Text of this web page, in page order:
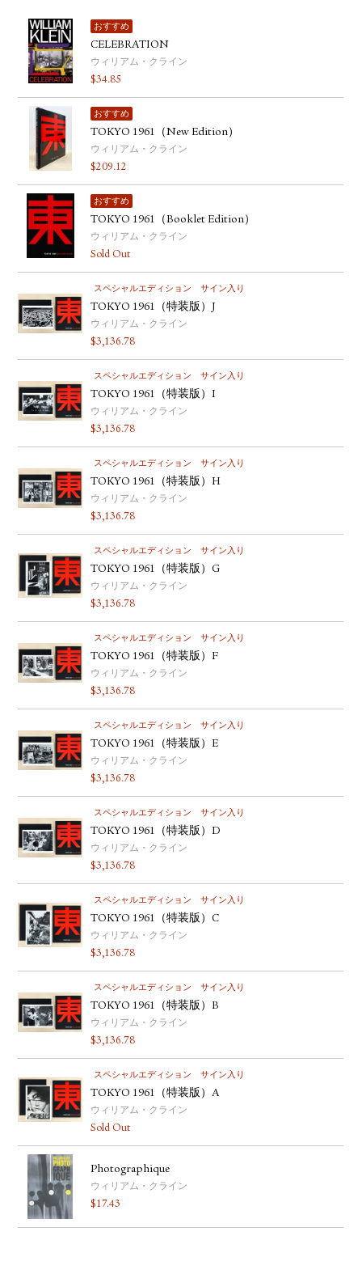
おすすめ
CELEBRATION
ウィリアム・クライン
$34.85
おすすめ
TOKYO 1961（New Edition）
ウィリアム・クライン
$209.12
おすすめ
TOKYO 1961（Booklet Edition）
ウィリアム・クライン
Sold Out
スペシャルエディション サイン入り
TOKYO 1961（特装版）J
ウィリアム・クライン
$3,136.78
スペシャルエディション サイン入り
TOKYO 1961（特装版）I
ウィリアム・クライン
$3,136.78
スペシャルエディション サイン入り
TOKYO 1961（特装版）H
ウィリアム・クライン
$3,136.78
スペシャルエディション サイン入り
TOKYO 1961（特装版）G
ウィリアム・クライン
$3,136.78
スペシャルエディション サイン入り
TOKYO 1961（特装版）F
ウィリアム・クライン
$3,136.78
スペシャルエディション サイン入り
TOKYO 1961（特装版）E
ウィリアム・クライン
$3,136.78
スペシャルエディション サイン入り
TOKYO 1961（特装版）D
ウィリアム・クライン
$3,136.78
スペシャルエディション サイン入り
TOKYO 1961（特装版）C
ウィリアム・クライン
$3,136.78
スペシャルエディション サイン入り
TOKYO 1961（特装版）B
ウィリアム・クライン
$3,136.78
スペシャルエディション サイン入り
TOKYO 1961（特装版）A
ウィリアム・クライン
Sold Out
Photographique
ウィリアム・クライン
$17.43